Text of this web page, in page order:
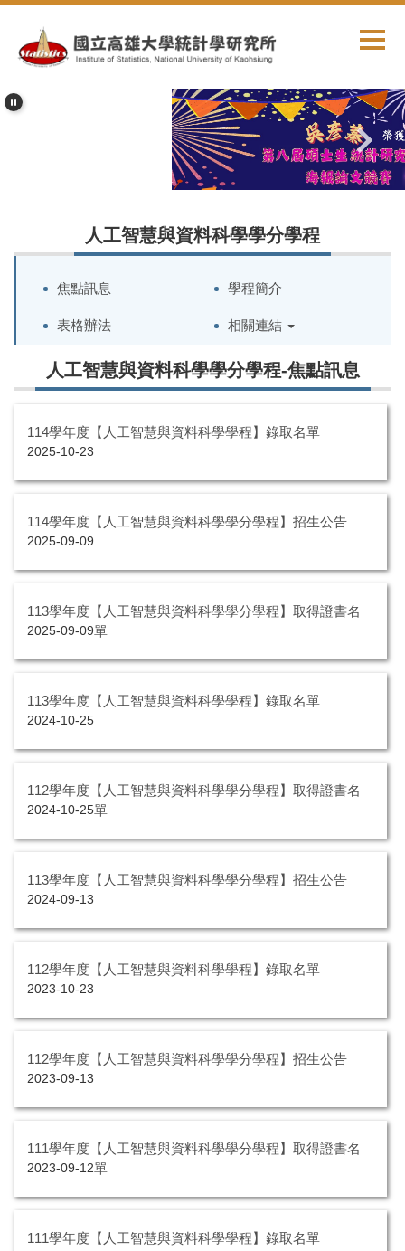
主
內
容
人工智慧與資料科學學分學程
焦點訊息 學程簡介
表格辦法 相關連結
人工智慧與資料科學學分學程-焦點訊息
114學年度【人工智慧與資料科學學程】錄取名單
2025-10-23
114學年度【人工智慧與資料科學學分學程】招生公告
2025-09-09
113學年度【人工智慧與資料科學學分學程】取得證書名
單
2025-09-09
113學年度【人工智慧與資料科學學程】錄取名單
2024-10-25
112學年度【人工智慧與資料科學學分學程】取得證書名
單
2024-10-25
113學年度【人工智慧與資料科學學分學程】招生公告
2024-09-13
112學年度【人工智慧與資料科學學程】錄取名單
2023-10-23
112學年度【人工智慧與資料科學學分學程】招生公告
2023-09-13
111學年度【人工智慧與資料科學學分學程】取得證書名
單
2023-09-12
111學年度【人工智慧與資料科學學程】錄取名單